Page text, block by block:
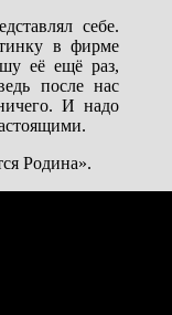
себе.
в фирме
её ещё раз,
после нас
И надо
Родина».